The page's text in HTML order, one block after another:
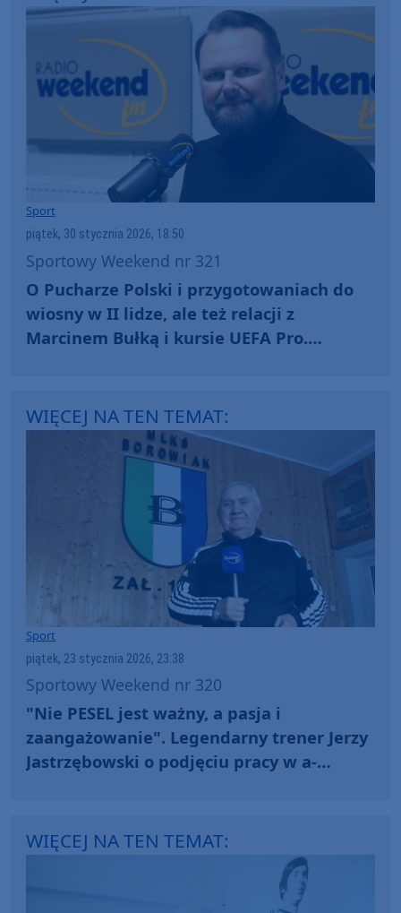
Sport
piątek, 30 stycznia 2026, 18:50
Sportowy Weekend nr 321
O Pucharze Polski i przygotowaniach do
wiosny w II lidze, ale też relacji z
Marcinem Bułką i kursie UEFA Pro.
WIĘCEJ NA TEN TEMAT:
Sport
piątek, 23 stycznia 2026, 23:38
Sportowy Weekend nr 320
"Nie PESEL jest ważny, a pasja i
zaangażowanie". Legendarny trener Jerzy
Jastrzębowski o podjęciu pracy w a-
WIĘCEJ NA TEN TEMAT: